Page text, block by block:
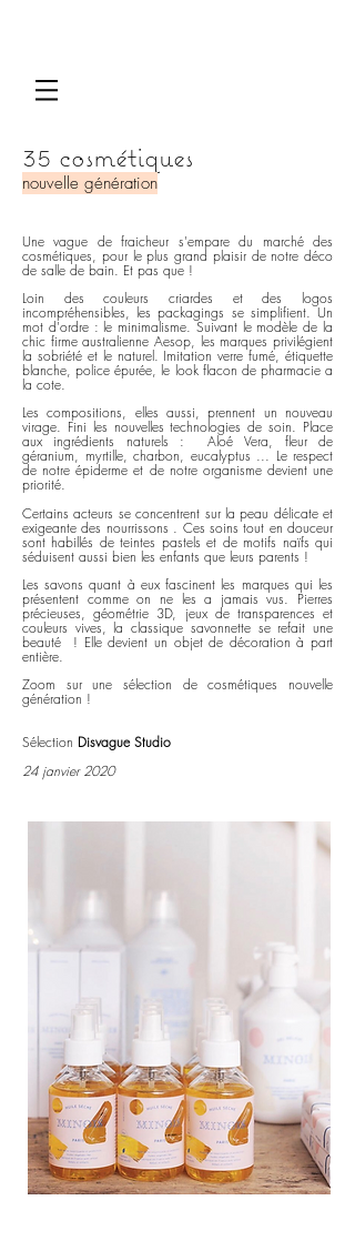
Une vague de fraicheur s'empare du marché des
cosmétiques, pour le plus grand plaisir de notre déco
de salle de bain. Et pas que !
Loin des couleurs criardes et des logos
incompréhensibles, les packagings se simplifient. Un
mot d'ordre : le minimalisme. Suivant le modèle de la
chic firme australienne Aesop, les marques privilégient
la sobriété et le naturel. Imitation verre fumé, étiquette
blanche, police épurée, le look flacon de pharmacie a
la cote.
Les compositions, elles aussi, prennent un nouveau
virage. Fini les nouvelles technologies de soin. Place
aux ingrédients naturels : Aloé Vera, fleur de
géranium, myrtille, charbon, eucalyptus ... Le respect
de notre épiderme et de notre organisme devient une
priorité.
Certains acteurs se concentrent sur la peau délicate et
exigeante des nourrissons . Ces soins tout en douceur
sont habillés de teintes pastels et de motifs naïfs qui
séduisent aussi bien les enfants que leurs parents !
Les savons quant à eux fascinent les marques qui les
présentent comme on ne les a jamais vus. Pierres
précieuses, géométrie 3D, jeux de transparences et
couleurs vives, la classique savonnette se refait une
beauté ! Elle devient un objet de décoration à part
entière.
Zoom sur une sélection de cosmétiques nouvelle
génération !
Sélection Disvague Studio
24 janvier 2020
35 cosmétiques
nouvelle génération